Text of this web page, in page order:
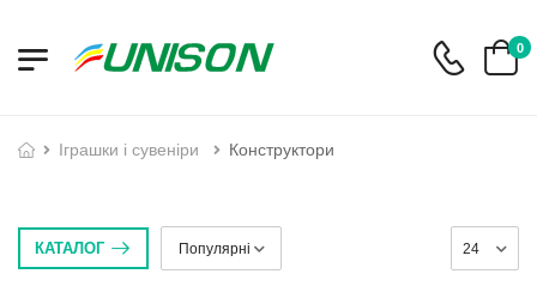
0
іграшки і сувеніри Конструктори
КАТАЛОГ